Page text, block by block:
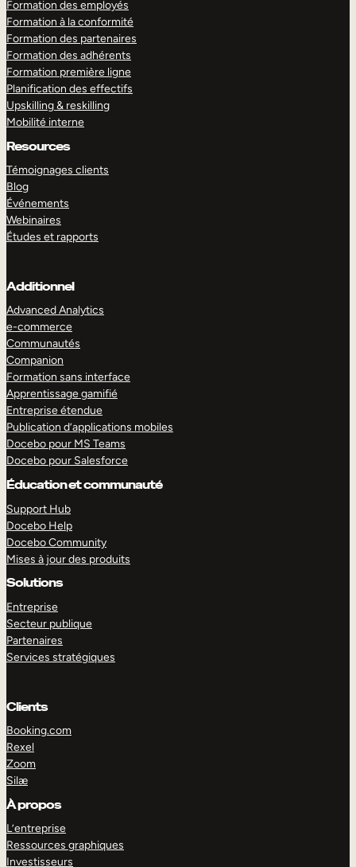
Formation des employés
Formation à la conformité
Formation des partenaires
Formation des adhérents
Formation première ligne
Planification des effectifs
Upskilling & reskilling
Mobilité interne
Resources
Témoignages clients
Blog
Événements
Webinaires
Études et rapports
Additionnel
Advanced Analytics
e-commerce
Communautés
Companion
Formation sans interface
Apprentissage gamifié
Entreprise étendue
Publication d’applications mobiles
Docebo pour MS Teams
Docebo pour Salesforce
Éducation et communauté
Support Hub
Docebo Help
Docebo Community
Mises à jour des produits
Solutions
Entreprise
Secteur publique
Partenaires
Services stratégiques
Clients
Booking.com
Rexel
Zoom
Silæ
À propos
L’entreprise
Ressources graphiques
Investisseurs